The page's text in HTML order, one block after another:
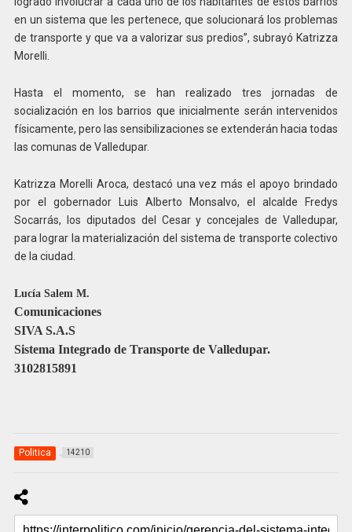
en un sistema que les pertenece, que solucionará los problemas
de transporte y que va a valorizar sus predios”, subrayó Katrizza
Morelli.
Hasta el momento, se han realizado tres jornadas de
socialización en los barrios que inicialmente serán intervenidos
físicamente, pero las sensibilizaciones se extenderán hacia todas
las comunas de Valledupar.
Katrizza Morelli Aroca, destacó una vez más el apoyo brindado
por el gobernador Luis Alberto Monsalvo, el alcalde Fredys
Socarrás, los diputados del Cesar y concejales de Valledupar,
para lograr la materialización del sistema de transporte colectivo
de la ciudad.
Lucía Salem M.
Comunicaciones
SIVA S.A.S
Sistema Integrado de Transporte de Valledupar.
3102815891
Politica 14210